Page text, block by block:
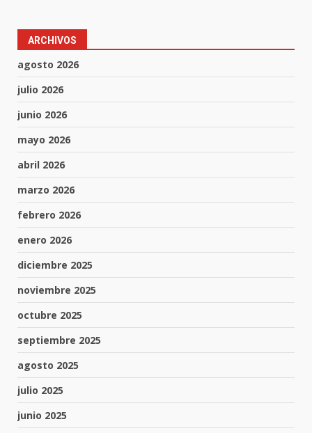
ARCHIVOS
agosto 2026
julio 2026
junio 2026
mayo 2026
abril 2026
marzo 2026
febrero 2026
enero 2026
diciembre 2025
noviembre 2025
octubre 2025
septiembre 2025
agosto 2025
julio 2025
junio 2025